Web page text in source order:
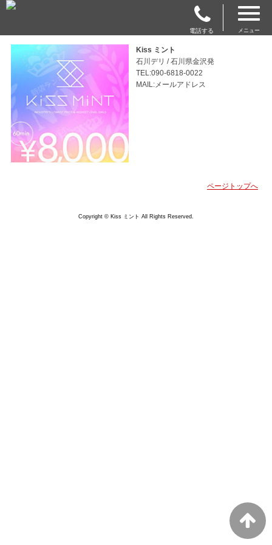
電話する メニュー
Kiss ミント
石川デリ / 石川県金沢発
TEL:090-6818-0022
MAIL:メールアドレス
ページトップへ
Copyright © Kiss ミント All Rights Reserved.